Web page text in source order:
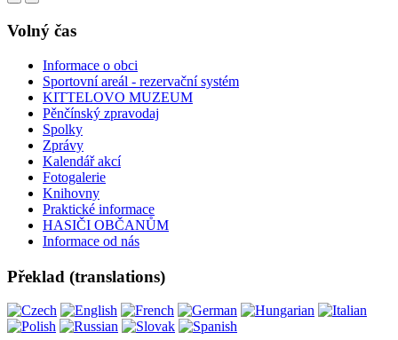
Volný čas
Informace o obci
Sportovní areál - rezervační systém
KITTELOVO MUZEUM
Pěnčínský zpravodaj
Spolky
Zprávy
Kalendář akcí
Fotogalerie
Knihovny
Praktické informace
HASIČI OBČANŮM
Informace od nás
Překlad (translations)